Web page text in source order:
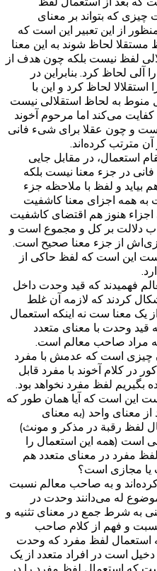
که بتواند بر معنای
از این تعبیر این است که
لحاظ شوند به این معنا
لفظ نیست بلکه چون هدف از
لحاظ کرد. بنابراین در
لحاظ کرد و این با
منوط به لحاظ استقلالی نیست
می‌کند اما مرحوم آخوند
و چون عقلا برای شیء فانی
مترتب کرده‌اند.
استعمال، در مقابل جایی
در جزء معنا نیست بلکه
بیاید و لفظ با ملاحظه جزء
به همه اجزای معنا کاشفیت
هنوز هم اقتضای کاشفیت
دلالت بر کل و مجموع است و
از جزء معنا صحیح است.
ست این است که لفظ حاکی از
فهمیدند که قید وحدت داخل
کردند که لازمه آن غلط
یک معنا ست نه اینکه استعمال
قید وحدت با معنای متعدد
مراد صاحب معالم است.
چیزی است که عدمش با مفرد
در کلام آخوند با مفرد قابل
بگیریم لفظ مفرد نخواهد بود.
این است که آیا همان طور که
معنای واحد (به معنای
لفظ رقبة در مذکر و مونث)
است (همه این استعمال را
مفرد در معنای متعدد هم
یا مجازی است؟
و به صاحب معالم نسبت
له می‌دانند وحدت در
به شرط جمع در معنای تثنیه و
و فهم از کلام صاحب
لفظ مفرد که وحدت
است در افراد متعدد از یک